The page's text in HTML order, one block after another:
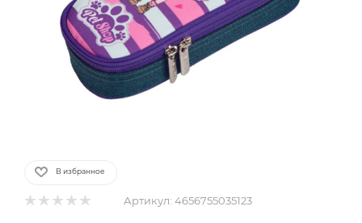
В избранное
Артикул: 4656755035123